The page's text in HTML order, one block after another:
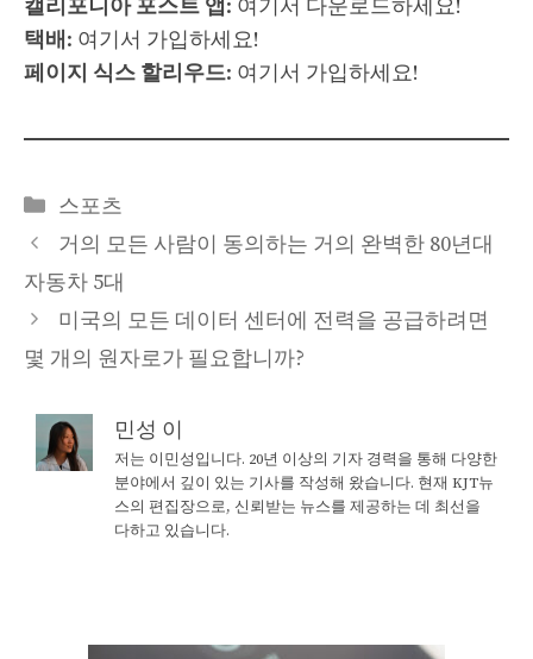
캘리포니아 포스트 앱 : 여기서 다운로드하세요!
택배 : 여기서 가입하세요!
페이지 식스 할리우드: 여기서 가입하세요!
Categories
스포츠
거의 모든 사람이 동의하는 거의 완벽한 80년대
자동차 5대
미국의 모든 데이터 센터에 전력을 공급하려면
몇 개의 원자로가 필요합니까?
민성 이
저는 이민성입니다. 20년 이상의 기자 경력을 통해 다양한
분야에서 깊이 있는 기사를 작성해 왔습니다. 현재 KJT뉴
스의 편집장으로, 신뢰받는 뉴스를 제공하는 데 최선을
다하고 있습니다.